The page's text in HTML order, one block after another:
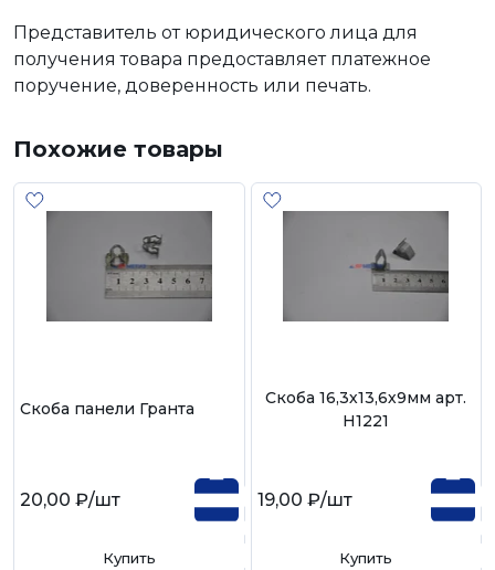
Представитель от юридического лица для
получения товара предоставляет платежное
поручение, доверенность или печать.
Похожие товары
Скоба панели Гранта
20,00 ₽/шт
Купить
Скоба 16,3х13,6х9мм арт.
Н1221
19,00 ₽/шт
Купить